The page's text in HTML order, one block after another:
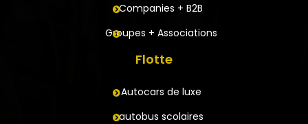
Companies + B2B
Groupes + Associations
Flotte
Autocars de luxe
autobus scolaires